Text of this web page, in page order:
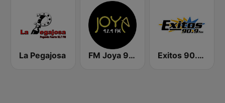
La Pegajosa FM Joya 92.9 Exitos 90.9 FM